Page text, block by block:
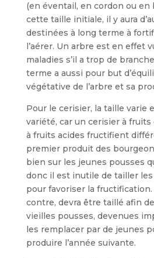
(en éventail, en cor­don ou en
cette taille initiale, il y aura
destinées à long terme à
l’aérer. Un arbre est en effet
maladies s’il a trop de
terme a aussi pour but
végétative de l’arbre et sa
Pour le cerisier, la taille varie
variété, car un cerisier à
à fruits acides fructi­fient
premier produit des
bien sur les jeunes pousses
donc il est inutile de tailler
pour favoriser la fructification.
contre, devra être taillé afin
vieilles pousses, deve­nues
les remplacer par de jeunes
pro­duire l’année suivante.